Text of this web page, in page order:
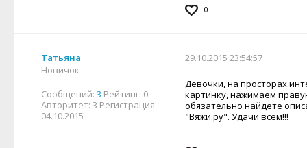
0
Татьяна
Новичок
Сообщений: 3 Рейтинг: 0
Авторитет: 3 Регистрация:
04.10.2015
29.10.2015 23:54:57
Девочки, на просторах
картинку, нажимаем
обязательно найдете
"Вяжи.ру". Удачи всем!!!